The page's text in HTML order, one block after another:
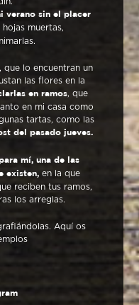
verano sin el placer
muertas,
que lo encuentran un
las flores en la
en ramos, que
en mi casa como
tartas, como las
del pasado jueves.
mí, una de las
existen, en la que
reciben tus ramos,
los arreglas.
Aquí os